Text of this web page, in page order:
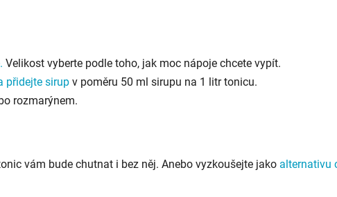
Velikost vyberte podle toho, jak moc nápoje chcete vypít.
přidejte sirup v poměru 50 ml sirupu na 1 litr tonicu.
rozmarýnem.
vám bude chutnat i bez něj. Anebo vyzkoušejte jako alternativu